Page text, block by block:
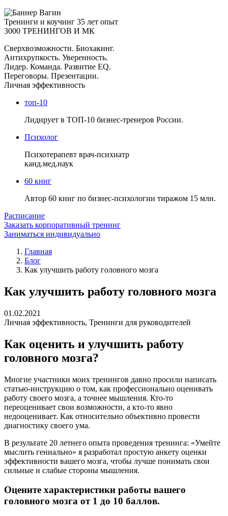
Тренинги и коучинг 35 лет опыт
3000 ТРЕНИНГОВ И МК
Сверхвозможности. Биохакинг.
Антихрупкость. Уверенность.
Лидер. Команда. Развитие EQ.
Переговоры. Презентации.
Личная эффективность
топ-10
Лидирует в ТОП-10 бизнес-тренеров России.
Психолог
Психотерапевт врач-психиатр
канд.мед.наук
60 книг
Автор 60 книг по бизнес-психологии тиражом 15 млн.
Расписание
Заказать корпоративный тренинг
Заниматься индивидуально
Главная
Блог
Как улучшить работу головного мозга
Как улучшить работу головного мозга
01.02.2021
Личная эффективность, Тренинги для руководителей
Как оценить и улучшить работу
головного мозга?
Многие участники моих тренингов давно просили написать
статью-инструкцию о том, как профессионально оценивать
работу своего мозга, а точнее мышления. Кто-то
переоценивает свои возможности, а кто-то явно
недооценивает. Как относительно объективно провести
диагностику своего ума.
В результате 20 летнего опыта проведения тренинга: «Умейте
мыслить гениально» я разработал простую анкету оценки
эффективности вашего мозга, чтобы лучше понимать свои
сильные и слабые стороны мышления.
Оцените характеристики работы вашего
головного мозга от 1 до 10 баллов.